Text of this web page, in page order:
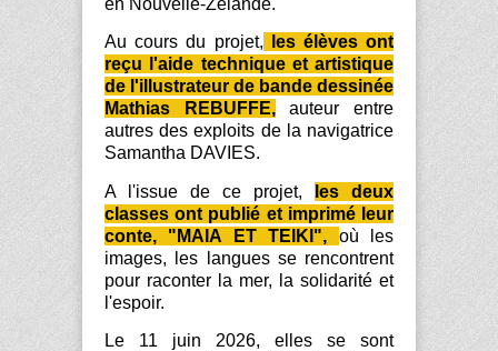
Au cours du projet,
les élèves ont
reçu l'aide technique et artistique
de l'illustrateur de bande dessinée
Mathias
REBUFFE,auteur entre
autres des exploits de la navigatrice
Samantha DAVIES.
A l'issue de ce projet,
les deux
classes ont publié et imprimé leur
conte, "MAIA ET TEIKI", où les
images, les langues se rencontrent
pour raconter la mer, la solidarité et
l'espoir.
Le 11 juin 2026, elles se sont